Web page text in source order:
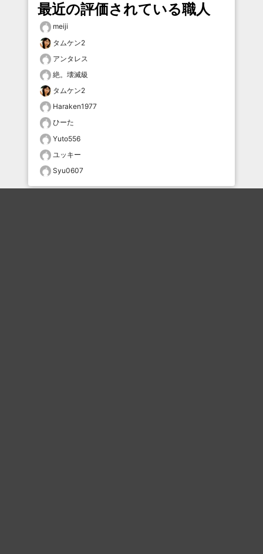
最近の評価されている職人
meiji
タムケン2
アンタレス
絶。壊滅級
タムケン2
Haraken1977
ひーた
Yuto556
ユッキー
Syu0607